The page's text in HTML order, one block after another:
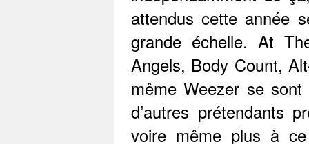
attendus cette année
grande échelle. At
Angels, Body Count,
même Weezer se
d’autres prétendants
voire même plus à